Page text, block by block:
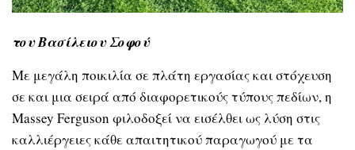
του Βασίλειου Σοφού
Με μεγάλη ποικιλία σε πλάτη εργασίας και στόχευση
σε και μια σειρά από διαφορετικούς τύπους πεδίων, η
Massey Ferguson φιλοδοξεί να εισέλθει ως λύση στις
καλλιέργειες κάθε απαιτητικού παραγωγού με τα